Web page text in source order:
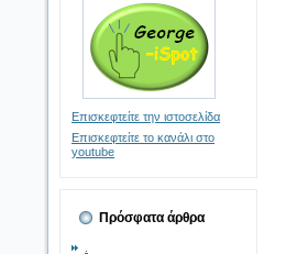
Επισκεφτείτε την ιστοσελίδα
Επισκεφτείτε το κανάλι στο
youtube
Πρόσφατα άρθρα